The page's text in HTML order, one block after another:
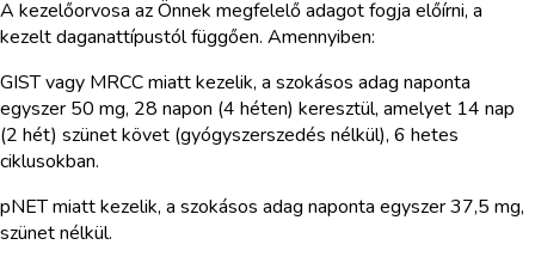
A kezelőorvosa az Önnek megfelelő adagot fogja előírni, a
kezelt daganattípustól függően. Amennyiben:
GIST vagy MRCC miatt kezelik, a szokásos adag naponta
egyszer 50 mg, 28 napon (4 héten) keresztül, amelyet 14 nap
(2 hét) szünet követ (gyógyszerszedés nélkül), 6 hetes
ciklusokban.
pNET miatt kezelik, a szokásos adag naponta egyszer 37,5 mg,
szünet nélkül.